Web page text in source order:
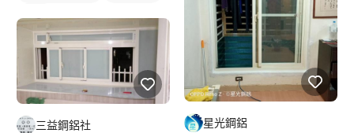
三益鋼鋁社 星光鋼鋁